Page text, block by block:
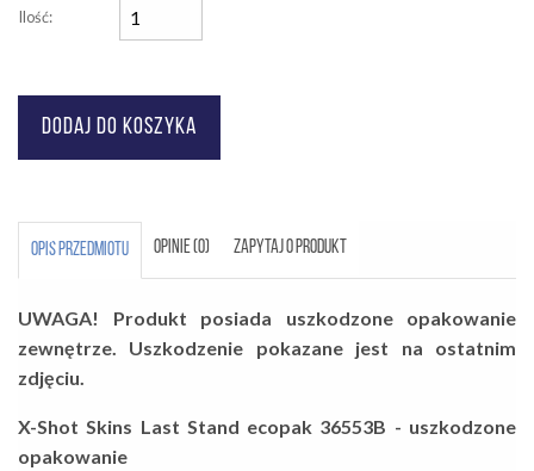
Ilość:
OPIS PRZEDMIOTU OPINIE (0) ZAPYTAJ O PRODUKT
UWAGA! Produkt posiada uszkodzone opakowanie
zewnętrze. Uszkodzenie pokazane jest na ostatnim
zdjęciu.
X-Shot Skins Last Stand ecopak 36553B - uszkodzone
opakowanie